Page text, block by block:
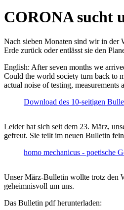
CORONA sucht
Nach sieben Monaten sind wir in der
Erde zurück oder entlässt sie den
English: After seven months we
Could the world society turn back to
actual noise of testing, measurements
Download des 10-seitigen
Leider hat sich seit dem 23. März,
gefreut. Sie teilt im neuen Bulletin
homo mechanicus - poetische
Unser März-Bulletin wollte trotz den
geheimnisvoll um uns.
Das Bulletin pdf herunterladen: